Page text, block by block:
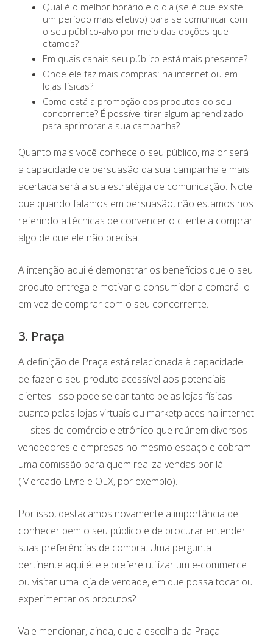
Qual é o melhor horário e o dia (se é que existe
um período mais efetivo) para se comunicar com
o seu público-alvo por meio das opções que
citamos?
Em quais canais seu público está mais presente?
Onde ele faz mais compras: na internet ou em
lojas físicas?
Como está a promoção dos produtos do seu
concorrente? É possível tirar algum aprendizado
para aprimorar a sua campanha?
Quanto mais você conhece o seu público, maior será
a capacidade de persuasão da sua campanha e mais
acertada será a sua estratégia de comunicação. Note
que quando falamos em persuasão, não estamos nos
referindo a técnicas de convencer o cliente a comprar
algo de que ele não precisa.
A intenção aqui é demonstrar os benefícios que o seu
produto entrega e motivar o consumidor a comprá-lo
em vez de comprar com o seu concorrente.
3. Praça
A definição de Praça está relacionada à capacidade
de fazer o seu produto acessível aos potenciais
clientes. Isso pode se dar tanto pelas lojas físicas
quanto pelas lojas virtuais ou marketplaces na internet
— sites de comércio eletrônico que reúnem diversos
vendedores e empresas no mesmo espaço e cobram
uma comissão para quem realiza vendas por lá
(Mercado Livre e OLX, por exemplo).
Por isso, destacamos novamente a importância de
conhecer bem o seu público e de procurar entender
suas preferências de compra. Uma pergunta
pertinente aqui é: ele prefere utilizar um e-commerce
ou visitar uma loja de verdade, em que possa tocar ou
experimentar os produtos?
Vale mencionar, ainda, que a escolha da Praça